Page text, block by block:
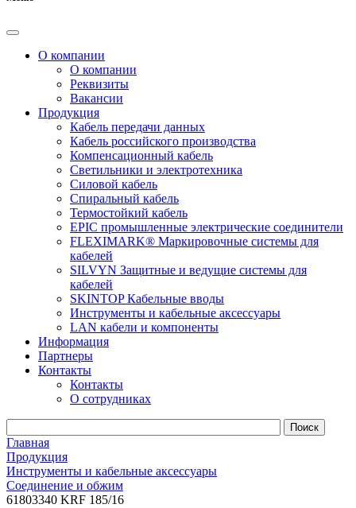
О компании
О компании
Реквизиты
Вакансии
Продукция
Кабель передачи данных
Кабель российского производства
Компенсационный кабель
Светильники и электротехника
Силовой кабель
Спиральный кабель
Термостойкий кабель
EPIC промышленные электрические соединители
FLEXIMARK® Маркировочные системы для
кабелей
SILVYN Защитные и ведущие системы для
кабелей
SKINTOP Кабельные вводы
Инструменты и кабельные аксессуары
LAN кабели и компоненты
Информация
Партнеры
Контакты
Контакты
О сотрудниках
Главная
Продукция
Инструменты и кабельные аксессуары
Соединение и обжим
61803340 KRF 185/16